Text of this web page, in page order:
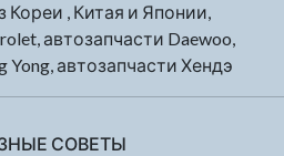
Кореи , Китая и Японии,
автозапчасти Daewoo,
Yong, автозапчасти Хендэ
СОВЕТЫ